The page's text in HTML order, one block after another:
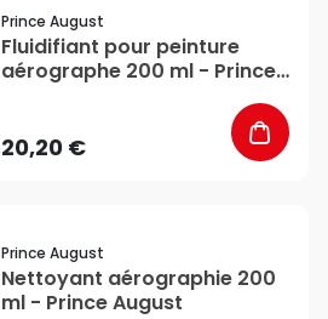
Prince August
Fluidifiant pour peinture
aérographe 200 ml - Prince
20,20 €
Prince August
Nettoyant aérographie 200
ml - Prince August